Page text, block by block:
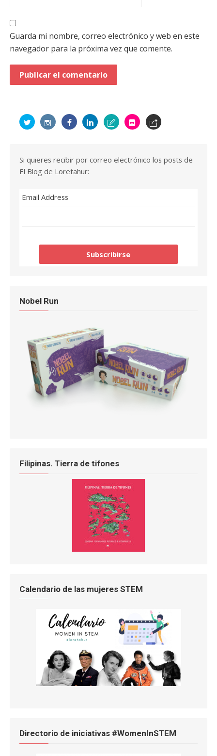
Guarda mi nombre, correo electrónico y web en este
navegador para la próxima vez que comente.
Si quieres recibir por correo electrónico los posts de
El Blog de Loretahur:
Email Address
Nobel Run
Filipinas. Tierra de tifones
Calendario de las mujeres STEM
Directorio de iniciativas #WomenInSTEM